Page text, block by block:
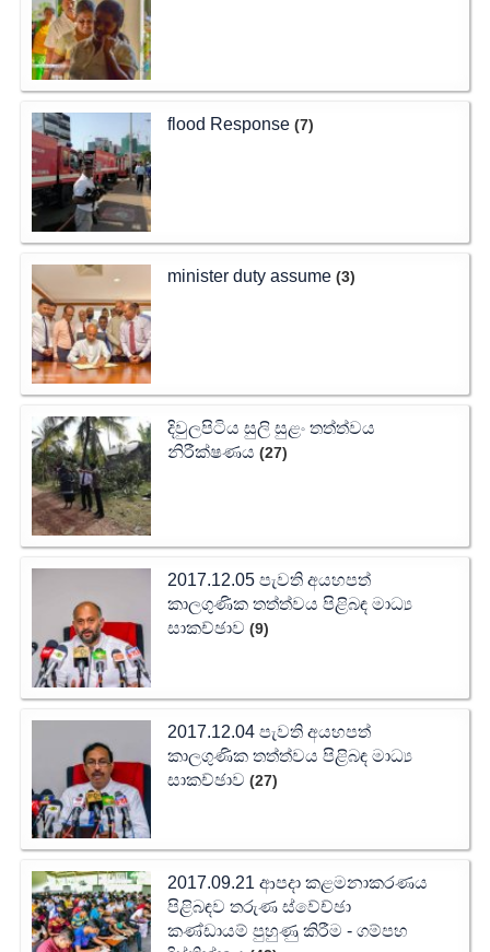
flood Response (7)
minister duty assume (3)
දිවුලපිටිය සුලි සුළං තත්ත්වය
නිරීක්ෂණය (27)
2017.12.05 පැවති අයහපත්
කාලගුණික තත්ත්වය පිළිබඳ මාධ්‍ය
සාකච්ඡාව (9)
2017.12.04 පැවති අයහපත්
කාලගුණික තත්ත්වය පිළිබඳ මාධ්‍ය
සාකච්ඡාව (27)
2017.09.21 ආපදා කළමනාකරණය
පිළිබඳව තරුණ ස්වේච්ඡා
කණ්ඩායම් පුහුණු කිරීම - ගම්පහ